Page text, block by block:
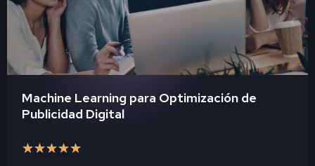
Machine Learning para Optimización de
Publicidad Digital
★★★★★